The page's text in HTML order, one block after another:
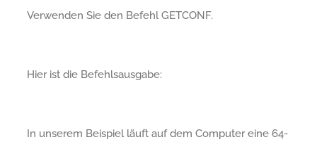
Verwenden Sie den Befehl GETCONF.
Hier ist die Befehlsausgabe:
In unserem Beispiel läuft auf dem Computer eine 64-